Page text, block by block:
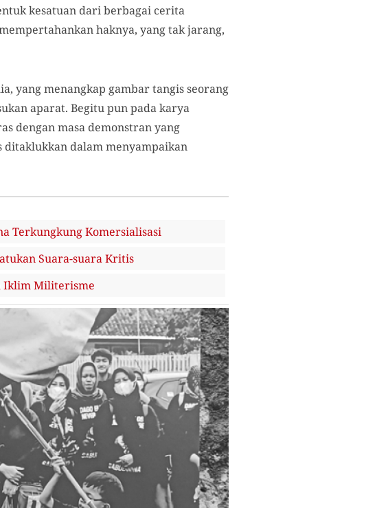
kesatuan dari berbagai cerita
haknya, yang tak jarang,
yang menangkap gambar tangis seorang
aparat. Begitu pun pada karya
dengan masa demonstran yang
ditaklukkan dalam menyampaikan
Terkungkung Komersialisasi
Suara-suara Kritis
Iklim Militerisme